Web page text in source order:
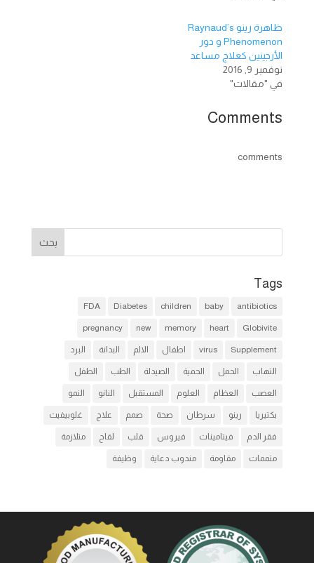
ظاهرة رينو Raynaud’s
Phenomenon و دور
الأرجينين كعلاج مساعد
نوفمبر 9, 2016
في "مقالات"
Comments
comments
Tags
antibiotics
baby
children
Diabetes
FDA
Globivite
heart
memory
new
pregnancy
Supplement
virus اطفال الالم البدانة البرد
التهاب الحمل الحمية الصيدلة الطب الطفل
العصب العظام العلوم المستقبل النانو النمو
بكتيريا رينو سرطان صحة صمم علاج غلوبيفيت
فقر الدم فيتامينات فيروس قلب لقاح متلازمة
متممات مقاومة مندوب دعاية وظيفة